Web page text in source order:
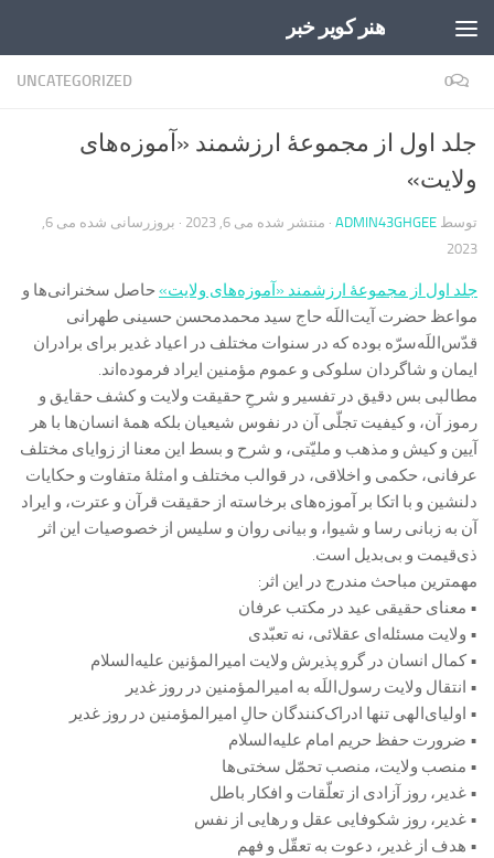
هنر کویر خبر
UNCATEGORIZED 0
جلد اول از مجموعۀ ارزشمند «آموزه‌های
ولایت»
توسط ADMIN43GHGEE · منتشر شده می 6, 2023 · بروزرسانی شده
می 6,
2023
جلد اول از مجموعۀ ارزشمند «آموزه‌های ولایت» حاصل سخنرانی‌ها و
مواعظ حضرت آیت‌اللَه حاج سید محمدمحسن حسینی طهرانی
قدّس‌اللَه‌سرّه بوده که در سنوات مختلف در اعیاد غدیر برای برادران
ایمان و شاگردان سلوکی و عموم مؤمنین ایراد فرموده‌اند.
مطالبی بس دقیق در تفسیر و شرحِ حقیقت ولایت و کشف حقایق و
رموز آن، و کیفیت تجلّی آن در نفوس شیعیان بلکه همۀ انسان‌ها با هر
آیین و کیش و مذهب و ملیّتی، و شرح و بسط این معنا از زوایای مختلف
عرفانی، حکمی و اخلاقی، در قوالب مختلف و امثلۀ متفاوت و حکایات
دلنشین و با اتکا بر آموزه‌های برخاسته از حقیقت قرآن و عترت، و ایراد
آن به زبانی رسا و شیوا، و بیانی روان و سلیس از خصوصیات این اثر
ذی‌قیمت و بی‌بدیل است.
مهمترین مباحث مندرج در این اثر:
• معنای حقیقی عید در مکتب عرفان
• ولایت مسئله‌ای عقلائی، نه تعبّدی
• کمال انسان در گرو پذیرش ولایت امیرالمؤنین علیه‌السلام
• انتقال ولایت رسول‌اللَه به امیرالمؤمنین در روز غدیر
• اولیای‌الهی تنها ادراک‌کنندگان حالِ امیرالمؤمنین در روز غدیر
• ضرورت حفظ حریم امام علیه‌السلام
• منصب ولایت، منصب تحمّل سختی‌ها
• غدیر، روز آزادی از تعلّقات و افکار باطل
• غدیر، روز شکوفایی عقل و رهایی از نفس
• هدف از غدیر، دعوت به تعقّل و فهم